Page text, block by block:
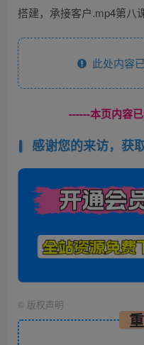
搭建，承接客户.mp4第八
此处内容
------本页内容
感谢您的来访，获
© 版权声明